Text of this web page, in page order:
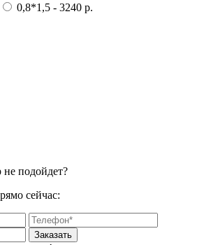
0,8*1,5 - 3240 p.
не подойдет?
сейчас:
Заказать